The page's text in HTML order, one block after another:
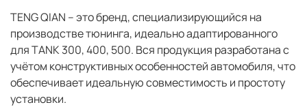
TENG QIAN – это бренд, специализирующийся на
производстве тюнинга, идеально адаптированного
для TANK 300, 400, 500. Вся продукция разработана с
учётом конструктивных особенностей автомобиля, что
обеспечивает идеальную совместимость и простоту
установки.